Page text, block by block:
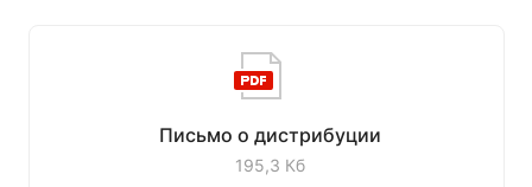
Письмо о дистрибуции
195,3 Кб